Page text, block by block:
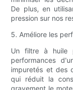
De plus, en
pression sur nos
5. Améliore les
Un filtre à huile
performances
impuretés et des
qui réduit la